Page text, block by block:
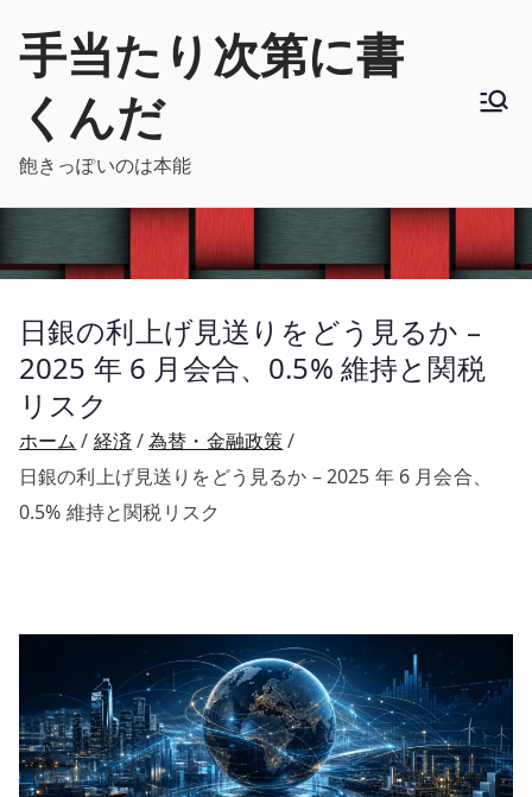
手当たり次第に書
くんだ
飽きっぽいのは本能
日銀の利上げ見送りをどう見るか –
2025 年 6 月会合、0.5% 維持と関税
リスク
ホーム 経済
為替・金融政策
日銀の利上げ見送りをどう見るか – 2025 年 6 月会合、
0.5% 維持と関税リスク